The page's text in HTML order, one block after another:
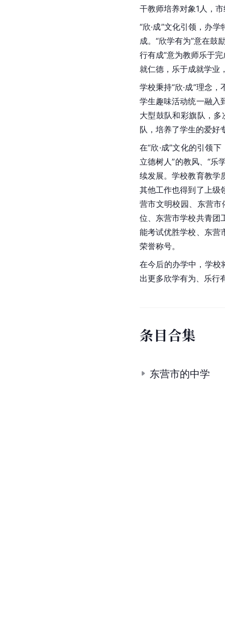
干教师培养对象1人，
“欣·成”文化引领，办
成。“欣学有为”意在鼓
行有成”意为教师乐于
就仁德，乐于成就学业
学校秉持“欣·成”理念
学生趣味活动统一融入
大型鼓队和彩旗队，
队，培养了学生的爱好
在“欣·成”文化的引领
立德树人”的教风、“乐
续发展。学校教育教学
其他工作也得到了上级
营市文明校园、东营
位、东营市学校共青团
能考试优胜学校、东营
荣誉称号。
在今后的办学中，学校
出更多欣学有为、乐行
条目合集
东营市的中学